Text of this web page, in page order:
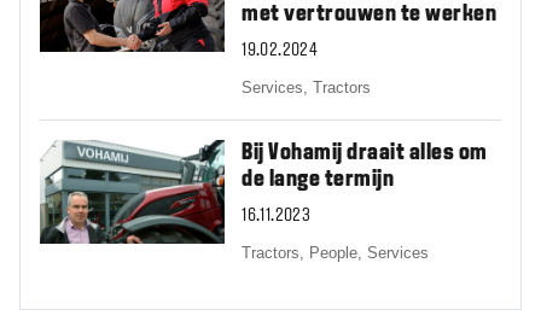
met vertrouwen te werken
19.02.2024
Services,Tractors
Bij Vohamij draait alles om
de lange termijn
16.11.2023
Tractors, People,Services